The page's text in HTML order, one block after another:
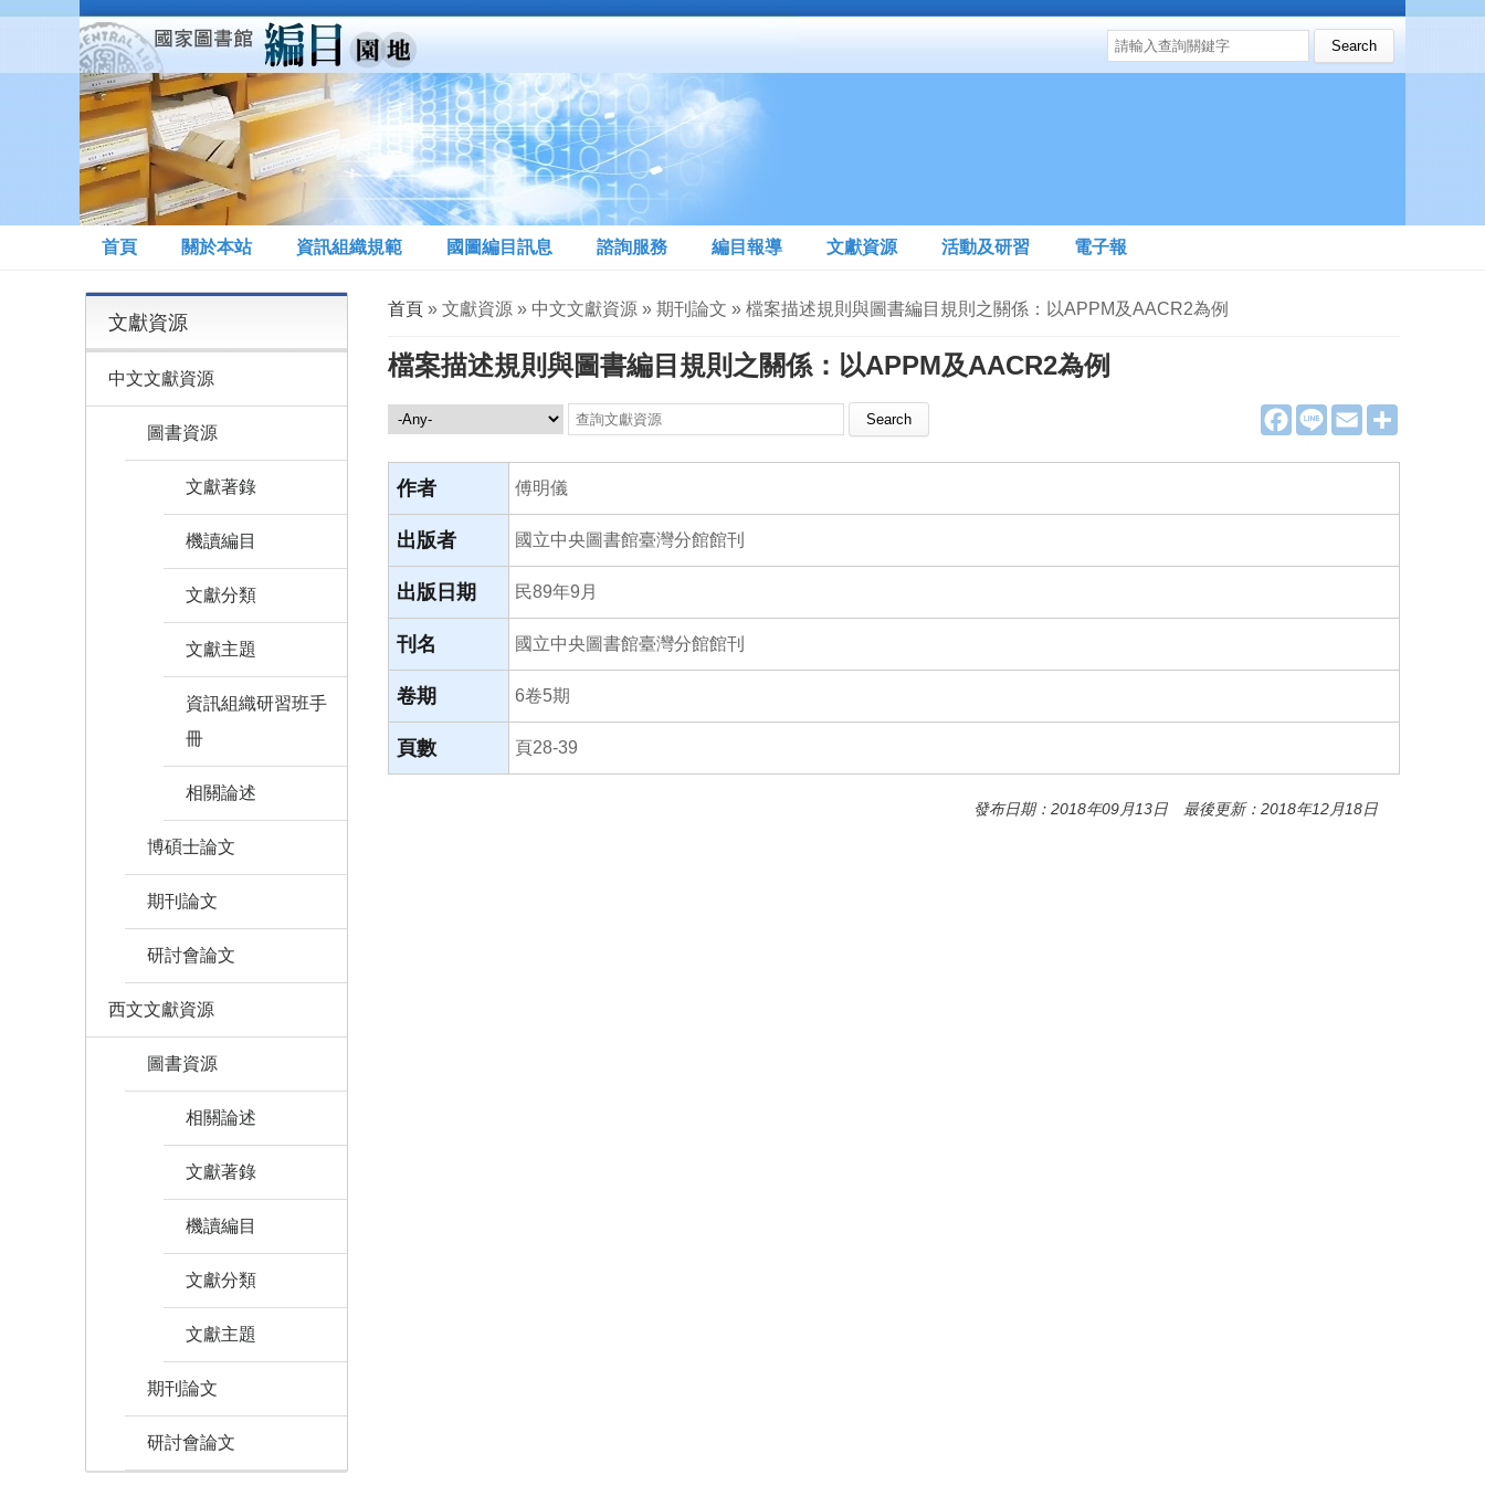
移至主內容
搜尋表單
Search this site
首頁 關於本站 資訊組織規範 國圖編目訊息 諮詢服務 編目報導 文獻資源 活動及研習 電子報
您在這裡
首頁» 文獻資源 » 中文文獻資源 » 期刊論文 » 檔案描述規則與圖書編目規則之關係：以APPM及AACR2為例
檔案描述規則與圖書編目規則之關係：以APPM及AACR2為例
F
a
e
o
L
e
E
m
i
文獻資源 Search this site
作者 傅明儀
出版者 國立中央圖書館臺灣分館館刊
出版日期 民89年9月
刊名 國立中央圖書館臺灣分館館刊
卷期 6卷5期
頁數 頁28-39
發布日期：2018年09月13日 最後更新：2018年12月18日
文獻資源
中文文獻資源
圖書資源
文獻著錄
機讀編目
文獻分類
文獻主題
資訊組織研習班手
冊
相關論述
博碩士論文
期刊論文
研討會論文
西文文獻資源
圖書資源
相關論述
文獻著錄
機讀編目
文獻分類
文獻主題
期刊論文
研討會論文